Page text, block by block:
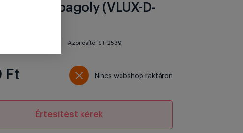
barna bagoly (VLUX-D-
BROWN)
Azonosító: ST-2539
Ft Nincs webshop raktáron
Értesítést kérek